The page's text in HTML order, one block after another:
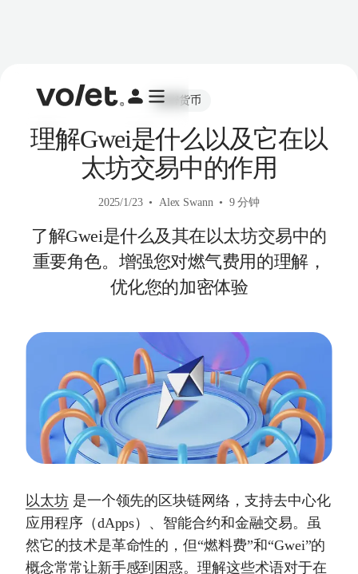
加密货币
理解Gwei是什么以及它在以
太坊交易中的作用
2025/1/23 Alex Swann 9 分钟
了解Gwei是什么及其在以太坊交易中的
重要角色。增强您对燃气费用的理解，
优化您的加密体验
以太坊是一个领先的区块链网络，支持去中心化
应用程序（dApps）、智能合约和金融交易。虽
然它的技术是革命性的，但“燃料费”和“Gwei”的
概念常常让新手感到困惑。理解这些术语对于在